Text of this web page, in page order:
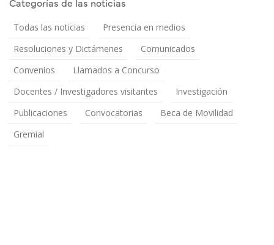
Todas las noticias
Presencia en medios
Resoluciones y Dictámenes
Comunicados
Convenios
Llamados a Concurso
Docentes / Investigadores visitantes
Investigación
Publicaciones
Convocatorias
Beca de Movilidad
Gremial